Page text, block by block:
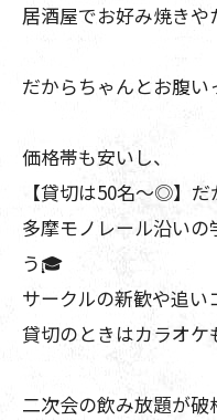
居酒屋でお好み焼きや
だからちゃんとお腹
価格帯も安いし、
【貸切は50名〜◎】だ
多摩モノレール沿い
う🎓
サークルの新歓や追い
貸切のときはカラオケ
二次会の飲み放題が破